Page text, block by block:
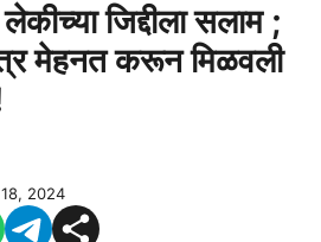
जिद्दीला सलाम ;
मेहनत करून मिळवली
2024